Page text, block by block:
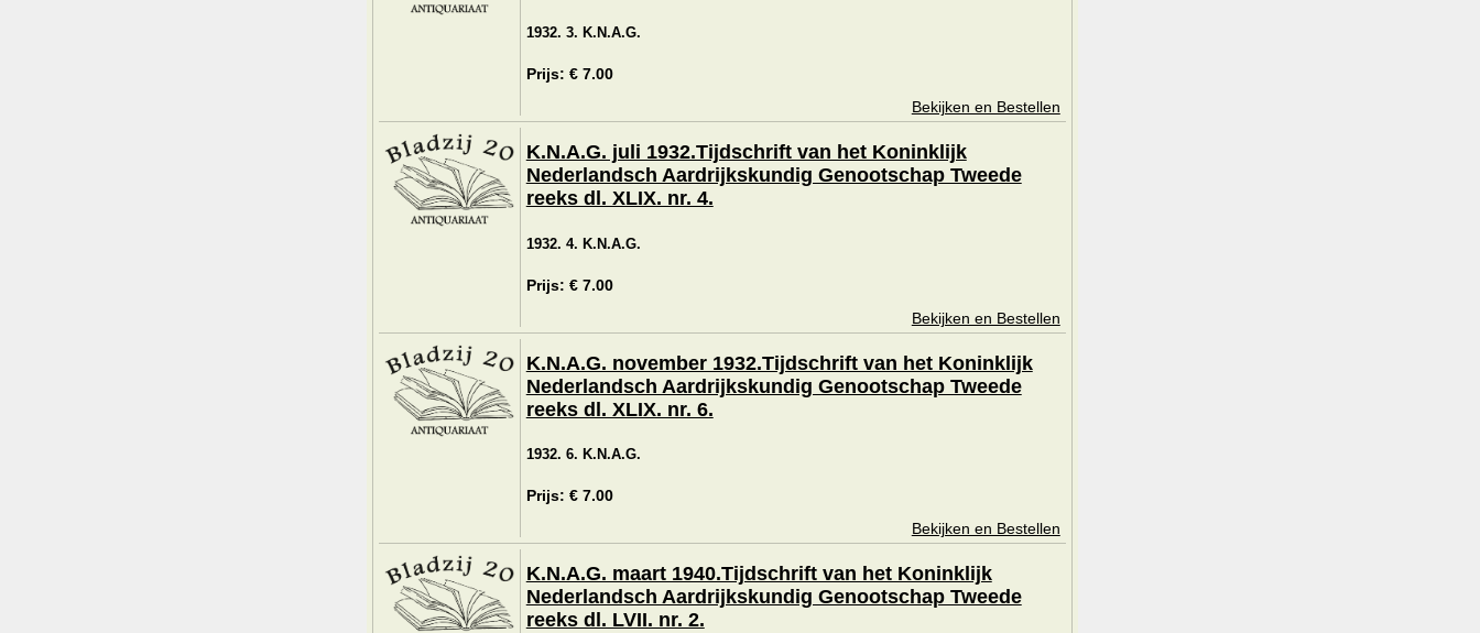
1932. 3. K.N.A.G.
Prijs: € 7.00
Bekijken en Bestellen
K.N.A.G. juli 1932.Tijdschrift van het Koninklijk
Nederlandsch Aardrijkskundig Genootschap Tweede
reeks dl. XLIX. nr. 4.
1932. 4. K.N.A.G.
Prijs: € 7.00
Bekijken en Bestellen
K.N.A.G. november 1932.Tijdschrift van het Koninklijk
Nederlandsch Aardrijkskundig Genootschap Tweede
reeks dl. XLIX. nr. 6.
1932. 6. K.N.A.G.
Prijs: € 7.00
Bekijken en Bestellen
K.N.A.G. maart 1940.Tijdschrift van het Koninklijk
Nederlandsch Aardrijkskundig Genootschap Tweede
reeks dl. LVII. nr. 2.